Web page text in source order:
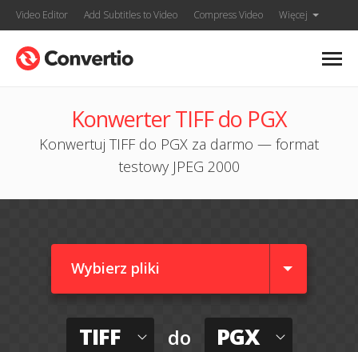
Video Editor Add Subtitles to Video Compress Video Więcej
Konwerter TIFF do PGX
Konwertuj TIFF do PGX za darmo — format
testowy JPEG 2000
Wybierz pliki
TIFF do PGX